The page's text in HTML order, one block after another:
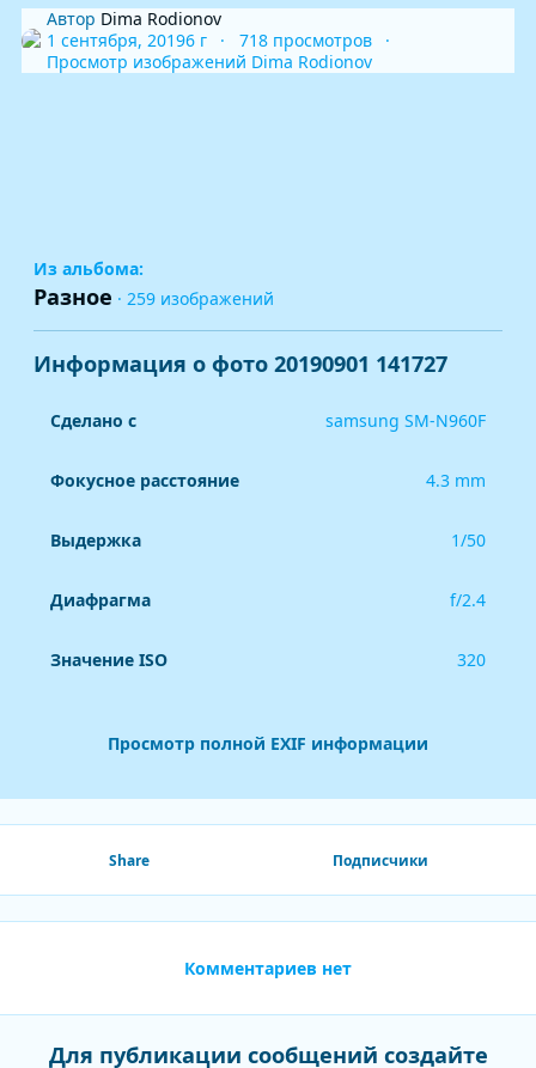
Автор Dima Rodionov
1 сентября, 20196 г
718 просмотров
Просмотр изображений Dima Rodionov
Из альбома:
Разное · 259 изображений
Информация о фото 20190901 141727
Сделано с samsung SM-N960F
Фокусное расстояние 4.3 mm
Выдержка 1/50
Диафрагма f/2.4
Значение ISO 320
Просмотр полной EXIF информации
Share Подписчики
Комментариев нет
Для публикации сообщений создайте